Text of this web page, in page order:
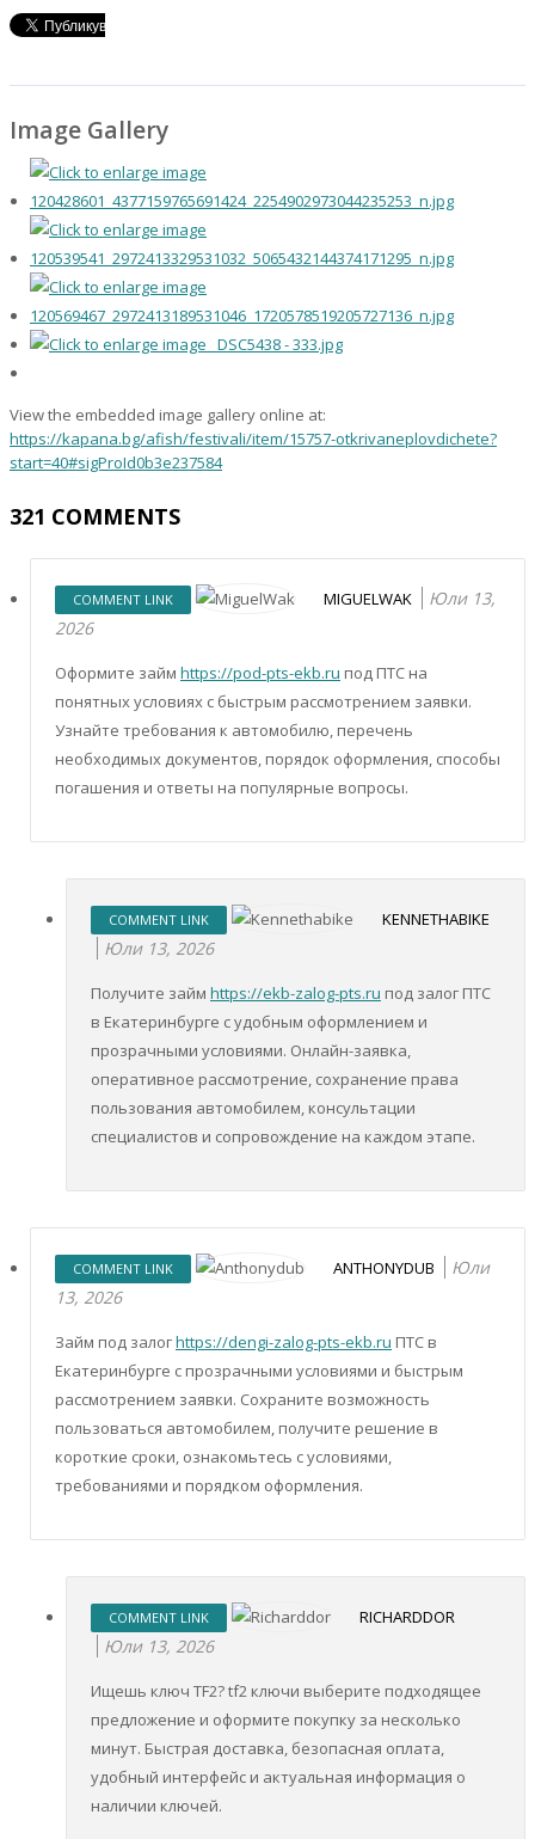
Image Gallery
View the embedded image gallery online at:
https://kapana.bg/afish/festivali/item/15757-otkrivaneplovdichete?
start=40#sigProId0b3e237584
321 COMMENTS
COMMENT LINK MIGUELWAK
Юли 13,
2026
Оформите займ https://pod-pts-ekb.ru под ПТС на
понятных условиях с быстрым рассмотрением заявки.
Узнайте требования к автомобилю, перечень
необходимых документов, порядок оформления, способы
погашения и ответы на популярные вопросы.
COMMENT LINK KENNETHABIKE
Юли 13, 2026
Получите займ https://ekb-zalog-pts.ru под залог ПТС
в Екатеринбурге с удобным оформлением и
прозрачными условиями. Онлайн-заявка,
оперативное рассмотрение, сохранение права
пользования автомобилем, консультации
специалистов и сопровождение на каждом этапе.
COMMENT LINK ANTHONYDUB
Юли
13, 2026
Займ под залогhttps://dengi-zalog-pts-ekb.ru ПТС в
Екатеринбурге с прозрачными условиями и быстрым
рассмотрением заявки. Сохраните возможность
пользоваться автомобилем, получите решение в
короткие сроки, ознакомьтесь с условиями,
требованиями и порядком оформления.
COMMENT LINK RICHARDDOR
Юли 13, 2026
Ищешь ключ TF2? tf2 ключи выберите подходящее
предложение и оформите покупку за несколько
минут. Быстрая доставка, безопасная оплата,
удобный интерфейс и актуальная информация о
наличии ключей.